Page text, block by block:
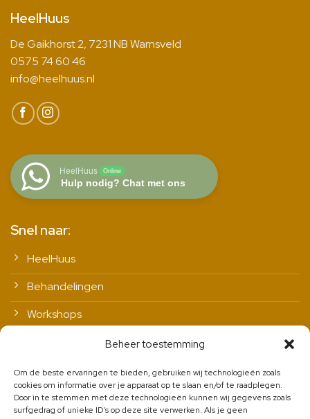
Beheer toestemming
Om de beste ervaringen te bieden, gebruiken wij technologieën zoals
cookies om informatie over je apparaat op te slaan en/of te raadplegen.
Door in te stemmen met deze technologieën kunnen wij gegevens zoals
surfgedrag of unieke ID's op deze site verwerken. Als je geen
HeelHuus
De Gaikhorst 2, 7231 NB Warnsveld
0575 74 60 46
info@heelhuus.nl
HeelHuus Online
Hulp nodig? Chat met ons
Snel naar:
HeelHuus
Behandelingen
Workshops
Contact